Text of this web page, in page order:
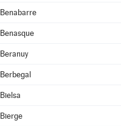
Benabarre
Benasque
Beranuy
Berbegal
Bielsa
Bierge